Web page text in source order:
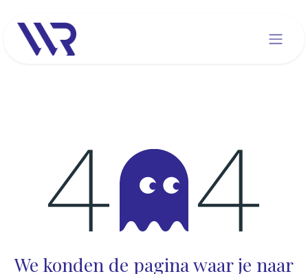
Fout 404
We konden de pagina waar je naar